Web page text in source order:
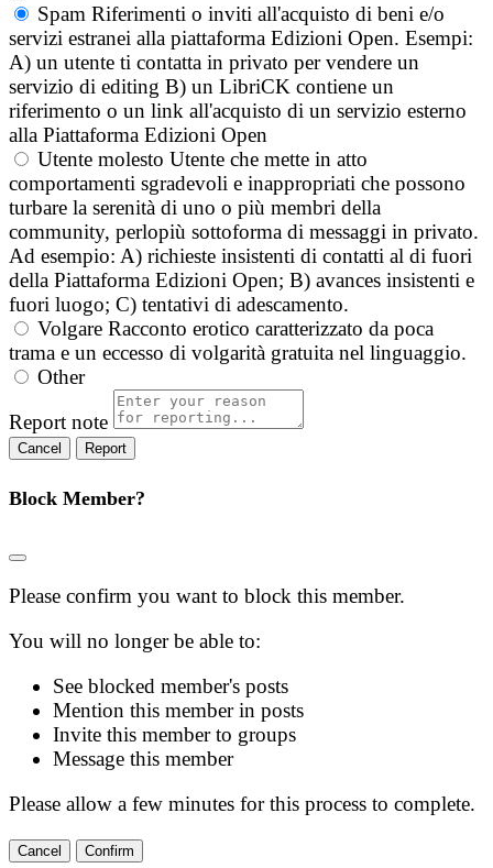
Spam Riferimenti o inviti all'acquisto di beni e/o
servizi estranei alla piattaforma Edizioni Open. Esempi:
A) un utente ti contatta in privato per vendere un
servizio di editing B) un LibriCK contiene un
riferimento o un link all'acquisto di un servizio esterno
alla Piattaforma Edizioni Open
Utente molesto Utente che mette in atto
comportamenti sgradevoli e inappropriati che possono
turbare la serenità di uno o più membri della
community, perlopiù sottoforma di messaggi in privato.
Ad esempio: A) richieste insistenti di contatti al di fuori
della Piattaforma Edizioni Open; B) avances insistenti e
fuori luogo; C) tentativi di adescamento.
Volgare Racconto erotico caratterizzato da poca
trama e un eccesso di volgarità gratuita nel linguaggio.
Other
Report note
Report
Block Member?
Please confirm you want to block this member.
You will no longer be able to:
See blocked member's posts
Mention this member in posts
Invite this member to groups
Message this member
Please allow a few minutes for this process to complete.
Confirm